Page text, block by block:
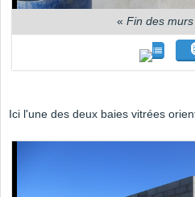
« Fin des
Ici l'une des deux baies vitrées